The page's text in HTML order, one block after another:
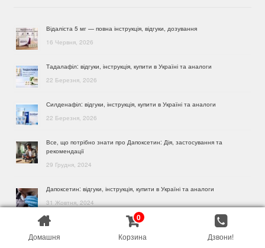
Відаліста 5 мг — повна інструкція, відгуки, дозування
16 Червня, 2026
Тадалафіл: відгуки, інструкція, купити в Україні та аналоги
22 Березня, 2026
Силденафіл: відгуки, інструкція, купити в Україні та аналоги
22 Березня, 2026
Все, що потрібно знати про Дапоксетин: Дія, застосування та
рекомендації
29 Грудня, 2024
Дапоксетин: відгуки, інструкція, купити в Україні та аналоги
31 Жовтня, 2024
Шукати:
ШукатиДомашня
0
Корзина Дзвони!